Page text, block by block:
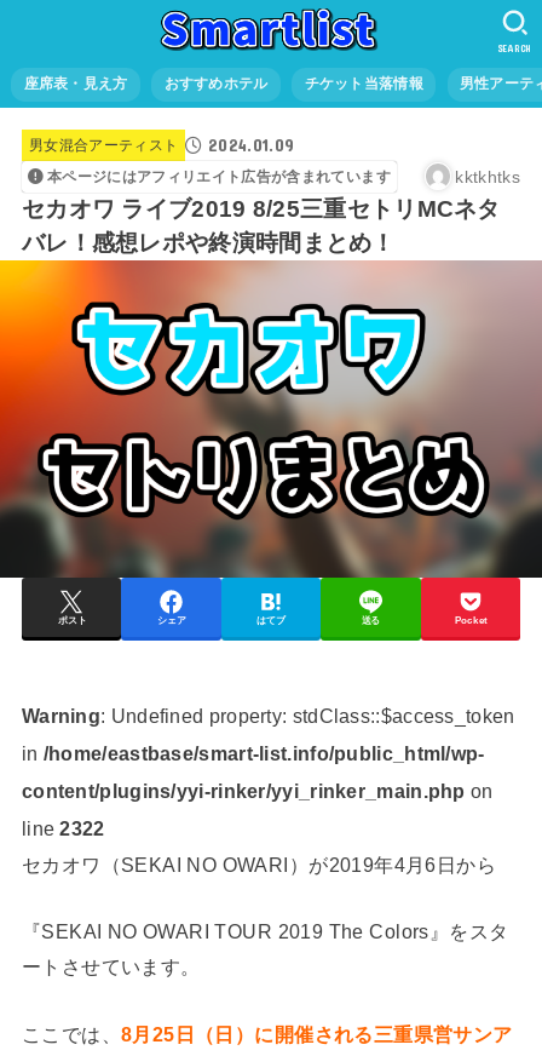
座席表・見え方 おすすめホテル チケット当落情報 男性アーテ
SEARCH
男女混合アーティスト 2024.01.09
本ページにはアフィリエイト広告が含まれています kktkhtks
セカオワ ライブ2019 8/25三重セトリMCネタ
バレ！感想レポや終演時間まとめ！
ポスト シェア はてブ 送る Pocket
Warning: Undefined property: stdClass::$access_token
in /home/eastbase/smart-list.info/public_html/wp-
content/plugins/yyi-rinker/yyi_rinker_main.php on
line2322
セカオワ（SEKAI NO OWARI）が2019年4月6日から
『SEKAI NO OWARI TOUR 2019 The Colors』をスタ
ートさせています。
ここでは、 8月25日（日）に開催される三重県営サンア